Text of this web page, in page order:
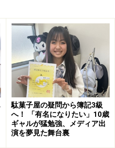
は日本でもしつけに使える？
受容と共感+気持ちの中断
使い方に要注意！
ルダウンの時間
ウト法は日本でもしつ
駄菓子屋の疑問から簿記3級
へ！ 「有名になりたい」10歳
ギャルが猛勉強、メディア出
演を夢見た舞台裏